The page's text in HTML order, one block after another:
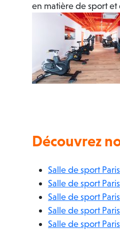
en matière de sport
Découvrez
Salle de sport
Salle de sport
Salle de sport
Salle de sport
Salle de sport